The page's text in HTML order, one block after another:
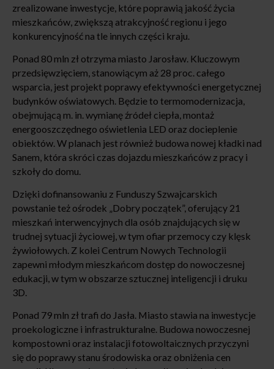
zrealizowane inwestycje, które poprawią jakość życia
mieszkańców, zwiększą atrakcyjność regionu i jego
konkurencyjność na tle innych części kraju.
Ponad 80 mln zł otrzyma miasto Jarosław. Kluczowym
przedsięwzięciem, stanowiącym aż 28 proc. całego
wsparcia, jest projekt poprawy efektywności energetycznej
budynków oświatowych. Będzie to termomodernizacja,
obejmującą m. in. wymianę źródeł ciepła, montaż
energooszczędnego oświetlenia LED oraz docieplenie
obiektów. W planach jest również budowa nowej kładki nad
Sanem, która skróci czas dojazdu mieszkańców z pracy i
szkoły do domu.
Dzięki dofinansowaniu z Funduszy Szwajcarskich
powstanie też ośrodek „Dobry początek”, oferujący 21
mieszkań interwencyjnych dla osób znajdujących się w
trudnej sytuacji życiowej, w tym ofiar przemocy czy klęsk
żywiołowych. Z kolei Centrum Nowych Technologii
zapewni młodym mieszkańcom dostęp do nowoczesnej
edukacji, w tym w obszarze sztucznej inteligencji i druku
3D.
Ponad 79 mln zł trafi do Jasła. Miasto stawia na inwestycje
proekologiczne i infrastrukturalne. Budowa nowoczesnej
kompostowni oraz instalacji fotowoltaicznych przyczyni
się do poprawy stanu środowiska oraz obniżenia cen